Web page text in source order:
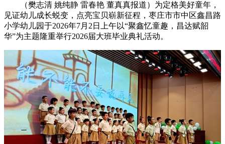
（樊志清 姚纯静 雷春艳 董真真报道）为定格美好童年，
见证幼儿成长蜕变，点亮宝贝崭新征程，枣庄市市中区鑫昌路
小学幼儿园于2026年7月2日上午以“聚鑫忆童趣，昌达赋韶
华”为主题隆重举行2026届大班毕业典礼活动。